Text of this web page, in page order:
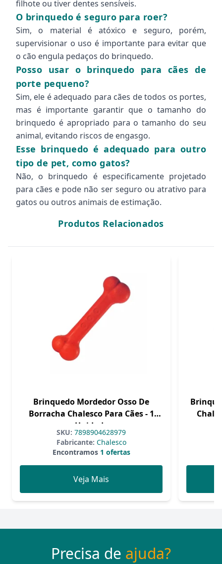
filhote ou tiver dentes sensíveis.
O brinquedo é seguro para roer?
Sim, o material é atóxico e seguro, porém,
supervisionar o uso é importante para evitar que
o cão engula pedaços do brinquedo.
Posso usar o brinquedo para cães de
porte pequeno?
Sim, ele é adequado para cães de todos os portes,
mas é importante garantir que o tamanho do
brinquedo é apropriado para o tamanho do seu
animal, evitando riscos de engasgo.
Esse brinquedo é adequado para outro
tipo de pet, como gatos?
Não, o brinquedo é especificamente projetado
para cães e pode não ser seguro ou atrativo para
gatos ou outros animais de estimação.
Produtos Relacionados
Brinquedo Mordedor Osso De
Borracha Chalesco Para Cães - 1
Unidade
SKU: 7898904628979
Fabricante: Chalesco
Encontramos1 ofertas
Veja Mais
Precisa de ajuda?